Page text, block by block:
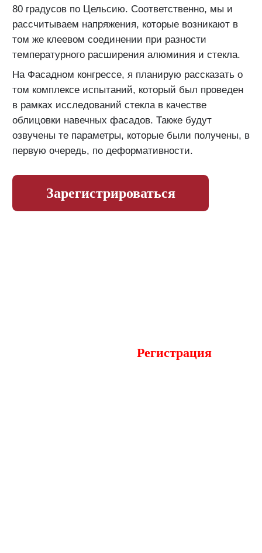
80 градусов по Цельсию. Соответственно, мы и
рассчитываем напряжения, которые возникают в
том же клеевом соединении при разности
температурного расширения алюминия и стекла.
На Фасадном конгрессе, я планирую рассказать о
том комплексе испытаний, который был проведен
в рамках исследований стекла в качестве
облицовки навечных фасадов. Также будут
озвучены те параметры, которые были получены, в
первую очередь, по деформативности.
Зарегистрироваться
Регистрация